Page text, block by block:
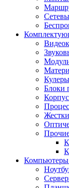
Блоки
Компьютеры